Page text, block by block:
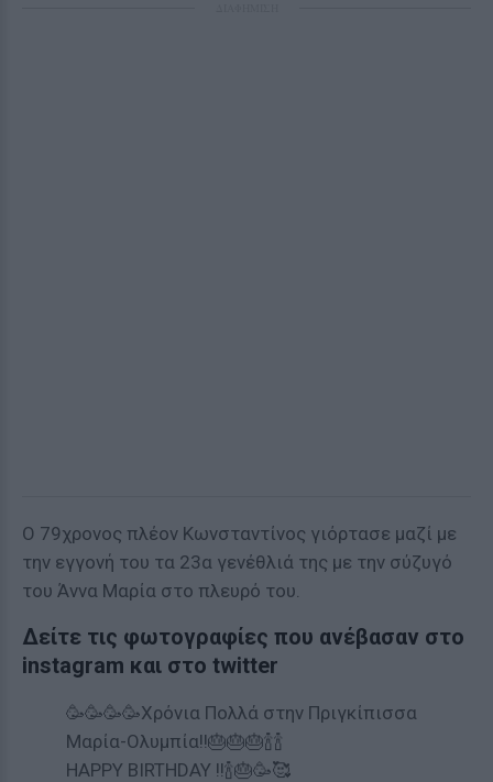
Ο 79χρονος πλέον Κωνσταντίνος γιόρτασε μαζί με
την εγγονή του τα 23α γενέθλιά της με την σύζυγό
του Άννα Μαρία στο πλευρό του.
Δείτε τις φωτογραφίες που ανέβασαν στο
instagram και στο twitter
🥳🥳🥳🥳Χρόνια Πολλά στην Πριγκίπισσα
Μαρία-Ολυμπία!!🎂🎂🎂🍾🍾
HAPPY BIRTHDAY !!🍾🎂🥳🥰